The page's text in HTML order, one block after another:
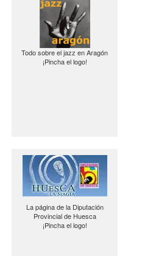
Todo sobre el jazz en Aragón
¡Pincha el logo!
La página de la Diputación
Provincial de Huesca
¡Pincha el logo!